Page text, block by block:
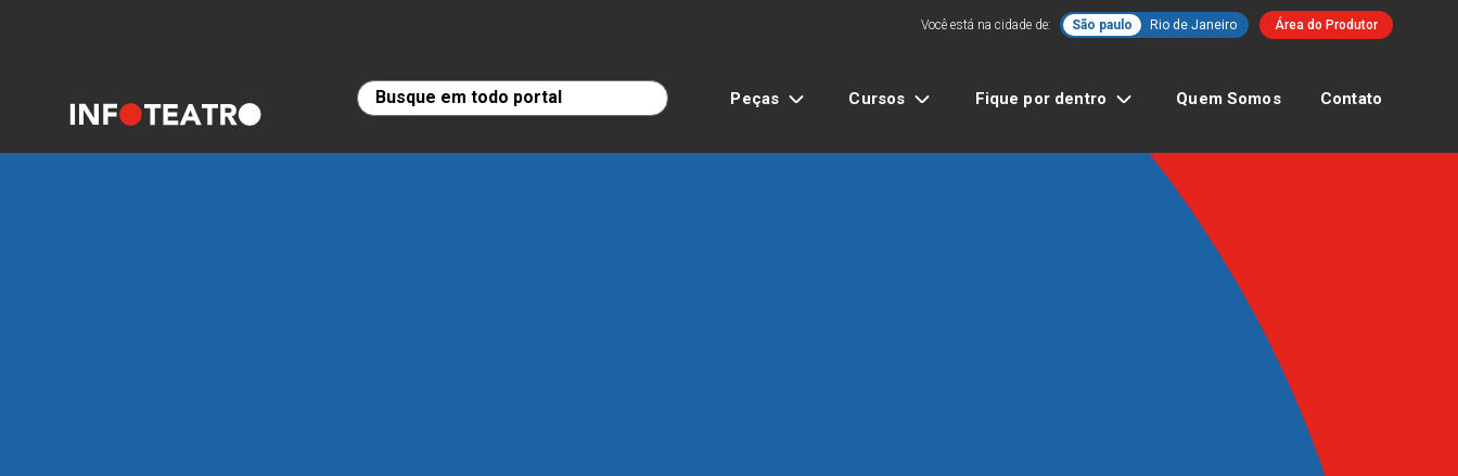
Você está na cidade de: São paulo Rio de Janeiro Área do Produtor
Peças Cursos Fique por dentro Quem Somos Contato